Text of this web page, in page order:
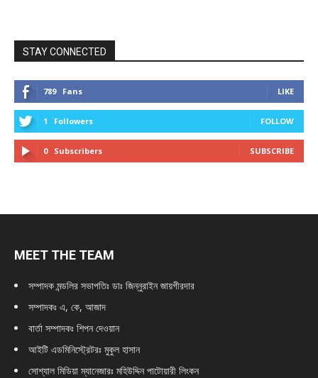
STAY CONNECTED
789 Fans LIKE
1 Followers FOLLOW
0 Subscribers SUBSCRIBE
MEET THE TEAM
সম্পাদক মন্ডলির সভাপতিঃ ডাঃ জিন্নুরাইন জায়গীরদার
সম্পাদকঃ এ, কে, আজাদ
বার্তা সম্পাদকঃ শিপন দেওয়ান
আইটি এডমিনিস্ট্রেটরঃ মুকুল হাসান
সোশ্যাল মিডিয়া ম্যানেজারঃ মহিউদ্দিন পাটোয়ারী লিংকন